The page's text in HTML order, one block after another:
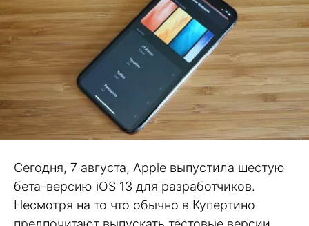
Сегодня, 7 августа, Apple выпустила шестую
бета-версию iOS 13 для разработчиков.
Несмотря на то что обычно в Купертино